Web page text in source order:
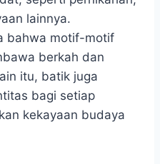
lainnya.
bahwa motif-motif
berkah dan
itu, batik juga
bagi setiap
kekayaan budaya